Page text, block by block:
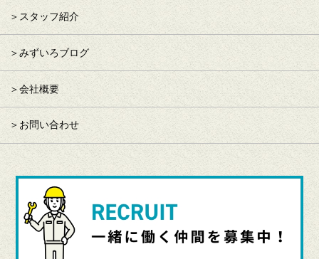
スタッフ紹介
みずいろブログ
会社概要
お問い合わせ